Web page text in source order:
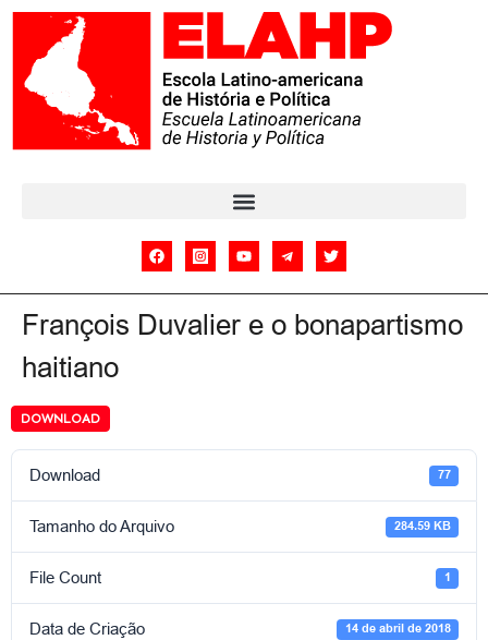
François Duvalier e o bonapartismo
haitiano
DOWNLOAD
Download 77
Tamanho do Arquivo 284.59 KB
File Count 1
Data de Criação 14 de abril de 2018